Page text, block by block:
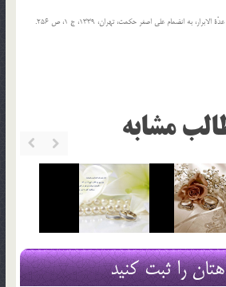
مشابه
را ثبت کنید